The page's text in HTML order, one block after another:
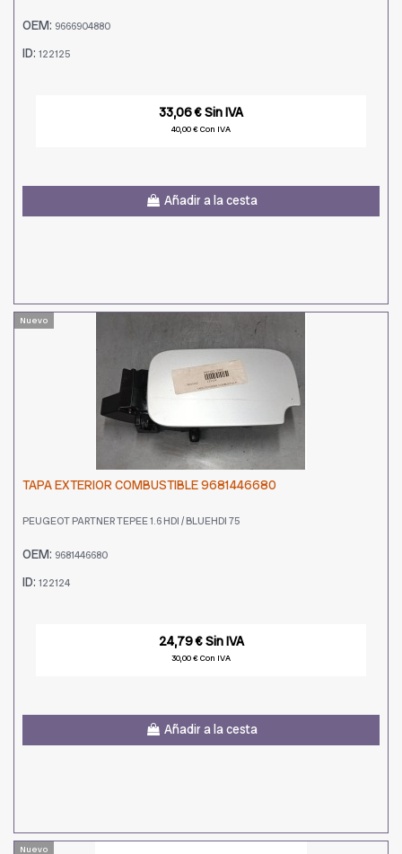
OEM: 9666904880
ID: 122125
33,06 € Sin IVA
40,00 € Con IVA
Añadir a la cesta
Nuevo
TAPA EXTERIOR COMBUSTIBLE 9681446680
PEUGEOT PARTNER TEPEE 1.6 HDI / BLUEHDI 75
OEM: 9681446680
ID: 122124
24,79 € Sin IVA
30,00 € Con IVA
Añadir a la cesta
Nuevo